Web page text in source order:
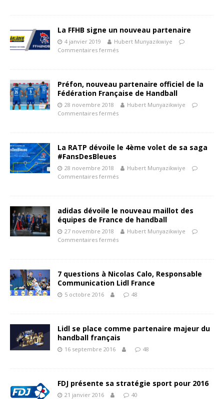
La FFHB signe un nouveau partenaire
4 janvier 2019
Hubert Munyazikwiye
Commentaires fermés
Préfon, nouveau partenaire officiel de la
Fédération Française de Handball
28 novembre 2018
Hubert Munyazikwiye
Commentaires fermés
La RATP dévoile le 4ème volet de sa saga
#FansDesBleues
28 novembre 2018
Hubert Munyazikwiye
Commentaires fermés
adidas dévoile le nouveau maillot des
équipes de France de handball
27 novembre 2018
Hubert Munyazikwiye
Commentaires fermés
7 questions à Nicolas Calo, Responsable
Communication Lidl France
5 octobre 2016 48
Lidl se place comme partenaire majeur du
handball français
16 septembre 2016 48
FDJ présente sa stratégie sport pour 2016
21 janvier 2016 40